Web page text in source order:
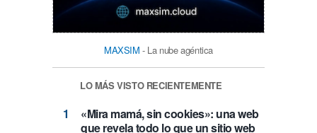
MAXSIM - La nube agéntica
LO MÁS VISTO RECIENTEMENTE
«Mira mamá, sin cookies»: una web
que revela todo lo que un sitio web